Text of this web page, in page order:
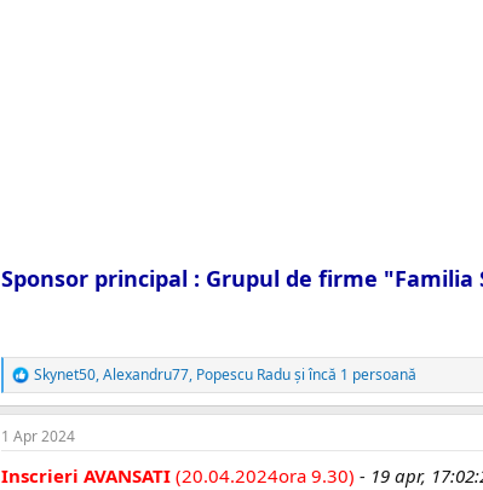
Sponsor principal : Grupul de firme "Familia
R
e
a
c
i
Skynet50,Alexandru77, Popescu Raduși încă 1 persoană
1 Apr 2024
Inscrieri AVANSATI (20.04.2024ora 9.30) - 19 apr,